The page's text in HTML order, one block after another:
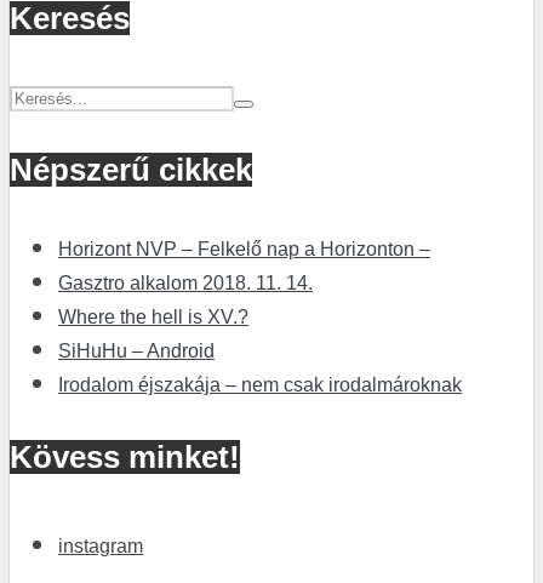
Keresés
Népszerű cikkek
Horizont NVP – Felkelő nap a Horizonton –
Gasztro alkalom 2018. 11. 14.
Where the hell is XV.?
SiHuHu – Android
Irodalom éjszakája – nem csak irodalmároknak
Kövess minket!
instagram